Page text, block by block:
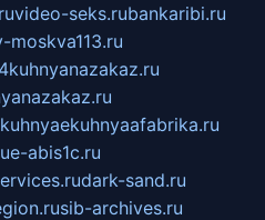
video-seks.rubankaribi.ru
kuhnyaekuhnyaafabrika.ru
e-abis1c.ru
dark-sand.ru
sib-archives.ru